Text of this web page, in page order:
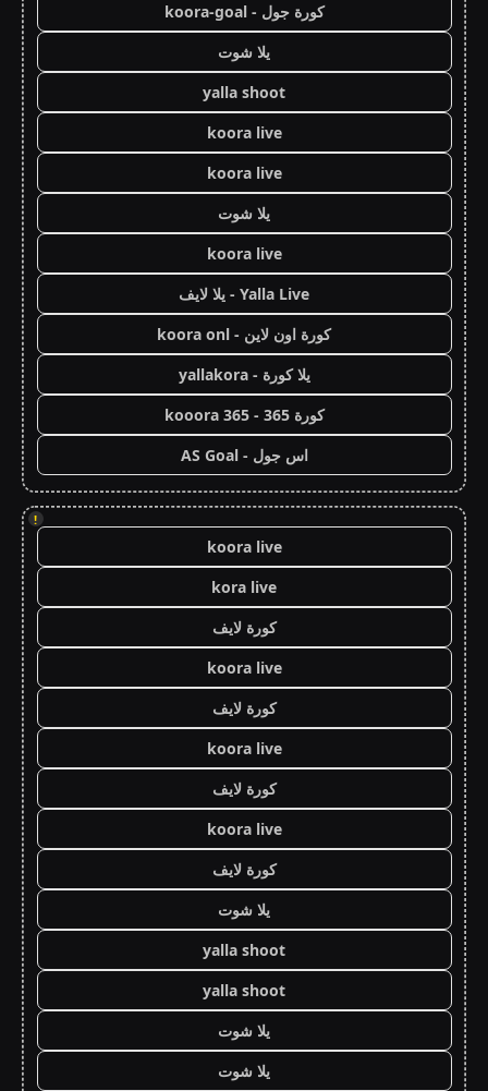
كورة جول - koora-goal
يلا شوت
yalla shoot
koora live
koora live
يلا شوت
koora live
Yalla Live - يلا لايف
كورة اون لاين - koora onl
يلا كورة - yallakora
كورة 365 - kooora 365
اس جول - AS Goal
!
koora live
kora live
كورة لايف
koora live
كورة لايف
koora live
كورة لايف
koora live
كورة لايف
يلا شوت
yalla shoot
yalla shoot
يلا شوت
يلا شوت